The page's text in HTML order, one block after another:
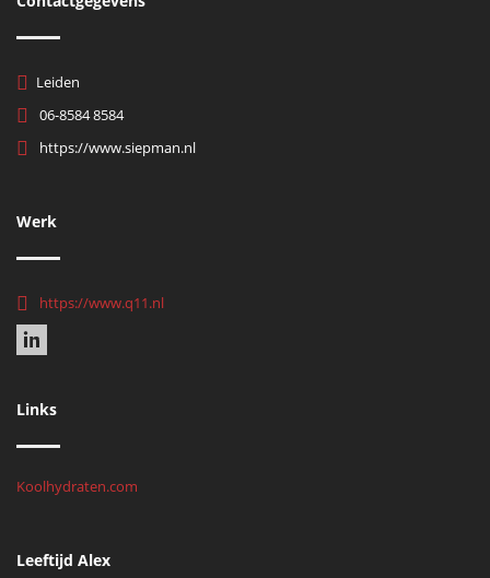
Leiden
06-8584 8584
https://www.siepman.nl
Werk
https://www.q11.nl
Links
Koolhydraten.com
Leeftijd Alex